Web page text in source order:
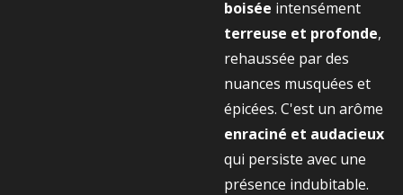
boisée intensément
terreuse et profonde,
rehaussée par des
nuances musquées et
épicées. C'est un arôme
enraciné et audacieux
qui persiste avec une
présence indubitable.